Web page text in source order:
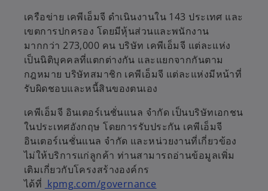
เครือข่าย เคพีเอ็มจี ดำเนินงานใน 143 ประเทศ และ
เขตการปกครอง โดยมีหุ้นส่วนและพนักงาน
มากกว่า 273,000 คน บริษัท เคพีเอ็มจี แต่ละแห่ง
เป็นนิติบุคคลที่แตกต่างกัน และแยกจากกันตาม
กฎหมาย บริษัทสมาชิก เคพีเอ็มจี แต่ละแห่งมีหน้าที่
รับผิดชอบและหนี้สินของตนเอง
เคพีเอ็มจี อินเตอร์เนชั่นแนล จำกัด เป็นบริษัทเอกชน
ในประเทศอังกฤษ โดยการรับประกัน เคพีเอ็มจี
อินเตอร์เนชั่นแนล จำกัด และหน่วยงานที่เกี่ยวข้อง
ไม่ให้บริการแก่ลูกค้า ท่านสามารถอ่านข้อมูลเพิ่ม
เติมเกี่ยวกับโครงสร้างองค์กร
ได้ที่ kpmg.com/governance